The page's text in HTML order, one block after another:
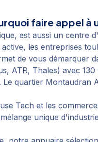
faire appel à
est aussi un centre
les entreprises
de vous démarquer
ATR, Thales) avec
quartier Montaudran
Tech et les
unique